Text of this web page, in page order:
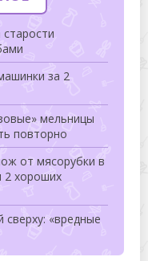
за 2
мельницы
повторно
от мясорубки в
2 хороших
«вредные